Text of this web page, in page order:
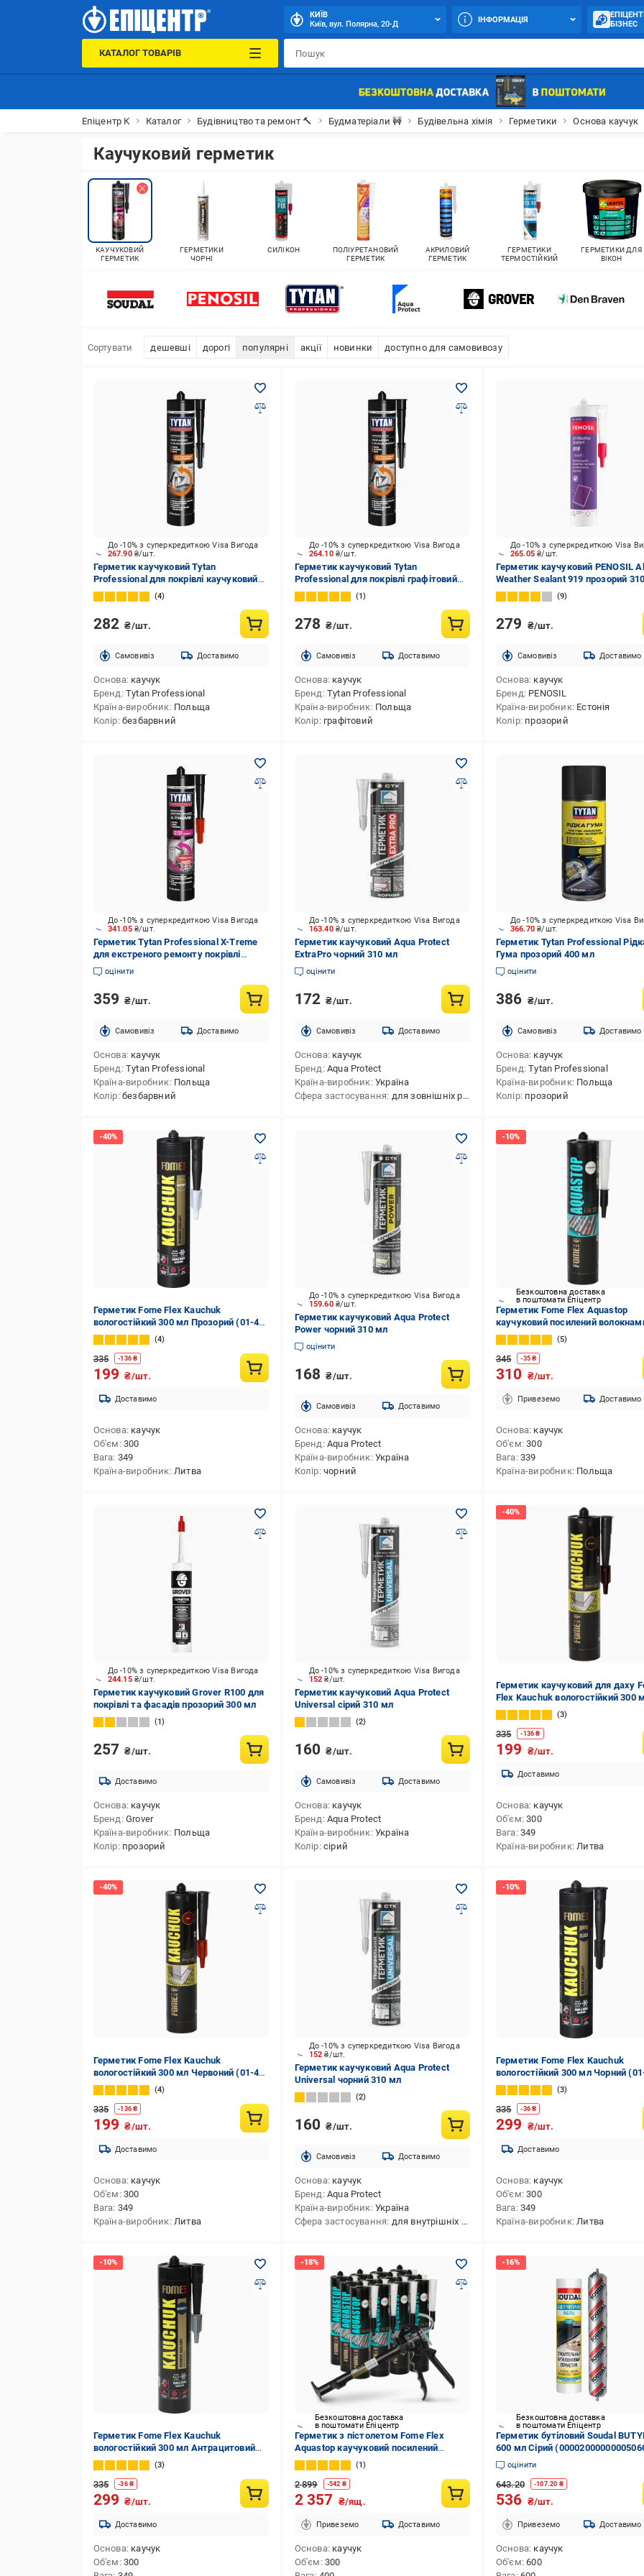
КИЇВ
Київ, вул. Полярна, 20-Д
ІНФОРМАЦІЯ
БІЗНЕС
КАТАЛОГ ТОВАРІВ
Епіцентр К Каталог Будівництво та ремонт 🔨 Будматеріали 🚧 Будівельна хімія Герметики Основа каучук
Каучуковий герметик
КАУЧУКОВИЙ
ГЕРМЕТИК
ГЕРМЕТИКИ
ЧОРНІ
СИЛІКОН
ПОЛІУРЕТАНОВИЙ
ГЕРМЕТИК
АКРИЛОВИЙ
ГЕРМЕТИК
ГЕРМЕТИКИ
ТЕРМОСТІЙКИЙ
ГЕРМЕТИКИ ДЛЯ
ВІКОН
Сортувати дешевші дорогі популярні акції новинки доступно для самовивозу
267.90 ₴/шт.
До -10% з суперкредиткою Visa Вигода
Герметик каучуковий Tytan
Professional для покрівлі каучуковий
безбарвний 280 мл
4
282 ₴/шт.
Cамовивіз Доставимо
Основа каучук
Бренд Tytan Professional
Країна-виробник Польща
Колір безбарвний
264.10₴/шт.
До -10% з суперкредиткою Visa Вигода
Герметик каучуковий Tytan
Professional для покрівлі графітовий
280 мл
1
278 ₴/шт.
Cамовивіз Доставимо
Основа каучук
Бренд Tytan Professional
Країна-виробник Польща
Колір графітовий
265.05₴/шт.
До -10% з суперкредиткою Visa
Герметик каучуковий PENOSIL All
Weather Sealant 919 прозорий
9
279 ₴/шт.
Cамовивіз Доставимо
Основа каучук
Бренд PENOSIL
Країна-виробник Естонія
Колір прозорий
341.05 ₴/шт.
До -10% з суперкредиткою Visa Вигода
Герметик Tytan Professional X-Treme
для екстреного ремонту покрівлі
безбарвний 280 мл
оцінити
359 ₴/шт.
Cамовивіз Доставимо
Основа каучук
Бренд Tytan Professional
Країна-виробник Польща
Колір безбарвний
163.40₴/шт.
До -10% з суперкредиткою Visa Вигода
Герметик каучуковий Aqua Protect
ExtraPro чорний 310 мл
оцінити
172 ₴/шт.
Cамовивіз Доставимо
Основа каучук
Бренд Aqua Protect
Країна-виробник Україна
Сфера застосування для зовнішніх робіт
366.70₴/шт.
До -10% з суперкредиткою Visa
Герметик Tytan Professional
Гума прозорий 400 мл
оцінити
386 ₴/шт.
Cамовивіз Доставимо
Основа каучук
Бренд Tytan Professional
Країна-виробник Польща
Колір прозорий
Герметик Fome Flex Kauchuk
вологостійкий 300 мл Прозорий (01-4-
2-010)
4
335 -136₴
199 ₴/шт.
Доставимо
Основа каучук
Об'єм 300
Вага 349
Країна-виробник Литва
159.60₴/шт.
До -10% з суперкредиткою Visa Вигода
Герметик каучуковий Aqua Protect
Power чорний 310 мл
оцінити
168 ₴/шт.
Cамовивіз Доставимо
Основа каучук
Бренд Aqua Protect
Країна-виробник Україна
Колір чорний
Безкоштовна доставка
в поштомати Епіцентр
Герметик Fome Flex Aquastop
каучуковий посилений
мл Прозорий (01-4-2-009)
5
345 -35₴
310 ₴/шт.
Привеземо Доставимо
Основа каучук
Об'єм 300
Вага 339
Країна-виробник Польща
244.15 ₴/шт.
До -10% з суперкредиткою Visa Вигода
Герметик каучуковий Grover R100 для
покрівлі та фасадів прозорий 300 мл
1
257 ₴/шт.
Доставимо
Основа каучук
Бренд Grover
Країна-виробник Польща
Колір прозорий
152₴/шт.
До -10% з суперкредиткою Visa Вигода
Герметик каучуковий Aqua Protect
Universal сірий 310 мл
2
160 ₴/шт.
Cамовивіз Доставимо
Основа каучук
Бренд Aqua Protect
Країна-виробник Україна
Колір сірий
Герметик каучуковий для даху
Flex Kauchuk вологостійкий 300
Коричневий (01-4-2-012)
3
335 -136 ₴
199 ₴/шт.
Доставимо
Основа каучук
Об'єм 300
Вага 349
Країна-виробник Литва
Герметик Fome Flex Kauchuk
вологостійкий 300 мл Червоний (01-4-
2-013)
4
335 -136₴
199 ₴/шт.
Доставимо
Основа каучук
Об'єм 300
Вага 349
Країна-виробник Литва
152₴/шт.
До -10% з суперкредиткою Visa Вигода
Герметик каучуковий Aqua Protect
Universal чорний 310 мл
2
160 ₴/шт.
Cамовивіз Доставимо
Основа каучук
Бренд Aqua Protect
Країна-виробник Україна
Сфера застосування для внутрішніх і зовнішніх робіт,для внутрішніх робіт,для зовнішніх робіт
Герметик Fome Flex Kauchuk
вологостійкий 300 мл Чорний
011)
3
335 -36₴
299 ₴/шт.
Доставимо
Основа каучук
Об'єм 300
Вага 349
Країна-виробник Литва
Герметик Fome Flex Kauchuk
вологостійкий 300 мл Антрацитовий
(01-4-2-015)
3
335 -36₴
299 ₴/шт.
Доставимо
Основа каучук
Об'єм 300
Безкоштовна доставка
в поштомати Епіцентр
Герметик з пістолетом Fome Flex
Aquastop каучуковий посилений
волокнами 300 мл/12 шт. Прозорий
(01-4-2-009-12)
1
2 899 -542 ₴
2 357 ₴/ящ.
Привеземо Доставимо
Основа каучук
Об'єм 300
Безкоштовна доставка
в поштомати Епіцентр
Герметик бутіловий Soudal
600 мл Сірий
оцінити
643.20 -107.20 ₴
536 ₴/шт.
Привеземо Доставимо
Основа каучук
Об'єм 600